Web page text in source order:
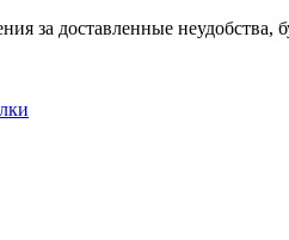
за доставленные неудобства,